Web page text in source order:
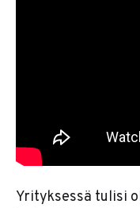
Yrityksessä tulisi